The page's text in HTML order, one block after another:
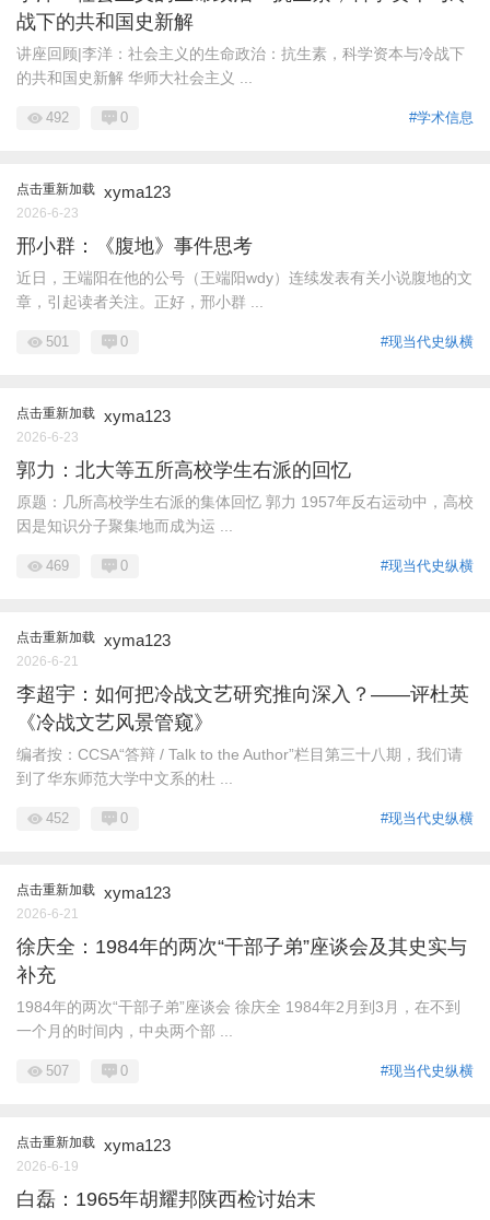
战下的共和国史新解
讲座回顾|李洋：社会主义的生命政治：抗生素，科学资本与冷战下
的共和国史新解 华师大社会主义 ...
#学术信息
492 0
点击重新加载 xyma123
2026-6-23
邢小群：《腹地》事件思考
近日，王端阳在他的公号（王端阳wdy）连续发表有关小说腹地的文
章，引起读者关注。正好，邢小群 ...
#现当代史纵横
501 0
点击重新加载 xyma123
2026-6-23
郭力：北大等五所高校学生右派的回忆
原题：几所高校学生右派的集体回忆 郭力 1957年反右运动中，高校
因是知识分子聚集地而成为运 ...
#现当代史纵横
469 0
点击重新加载 xyma123
2026-6-21
李超宇：如何把冷战文艺研究推向深入？——评杜英
《冷战文艺风景管窥》
编者按：CCSA“答辩 / Talk to the Author”栏目第三十八期，我们请
到了华东师范大学中文系的杜 ...
#现当代史纵横
452 0
点击重新加载 xyma123
2026-6-21
徐庆全：1984年的两次“干部子弟”座谈会及其史实与
补充
1984年的两次“干部子弟”座谈会 徐庆全 1984年2月到3月，在不到
一个月的时间内，中央两个部 ...
#现当代史纵横
507 0
点击重新加载 xyma123
2026-6-19
白磊：1965年胡耀邦陕西检讨始末